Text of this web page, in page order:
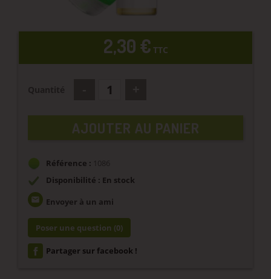
2,30 € TTC
AJOUTER AU PANIER
Référence :
1086
Disponibilité : En stock
email Envoyer à un ami
Poser une question (0)
Partager sur facebook !